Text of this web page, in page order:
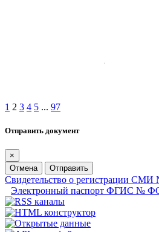
1 2 3 4 5 ... 97
Отправить документ
×
Отмена
Отправить
Свидетельство о регистрации
Электронный паспорт ФГИС №